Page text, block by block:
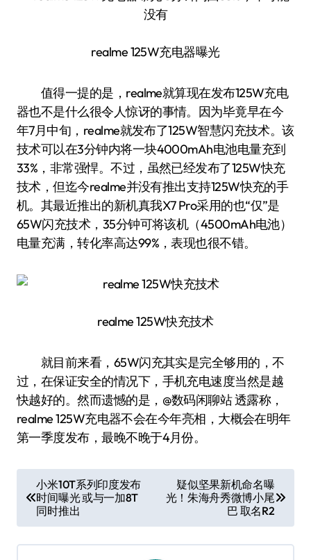
realme 125W充电器曝光
值得一提的是，realme就算现在发布125W充电
器也不是什么很令人惊讶的事情。因为毕竟早在今
年7月中旬，realme就发布了125W智慧闪充技术。该
技术可以在3分钟内将一块4000mAh电池电量充到
33%，非常强悍。不过，虽然已经发布了125W快充
技术，但迄今realme并没有推出支持125W快充的手
机。其最近推出的新机真我X7 Pro采用的也“仅”是
65W闪充技术，35分钟可将该机（4500mAh电池）
电量充满，转化率高达99%，表现也很不错。
realme 125W快充技术
就目前来看，65W闪充其实是完全够用的，不
过，在保证安全的情况下，手机充电速度当然是越
快越好的。然而遗憾的是，@数码闲聊站 透露称，
realme 125W充电器不会在今年亮相，大概会在明年
第一季度发布，最晚不晚于4月份。
章
导
航
小米10T系列印度发布
时间曝光 或与一加8T
同时推出
疑似坚果新机命名曝
光！朱海舟秀微博小尾
巴 取名R2